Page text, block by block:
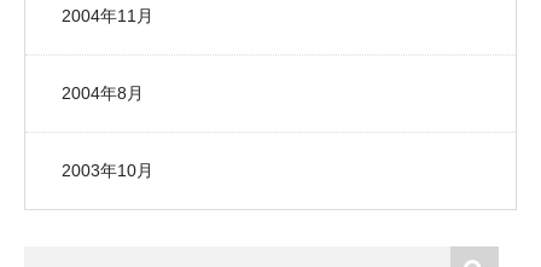
2004年11月
2004年8月
2003年10月